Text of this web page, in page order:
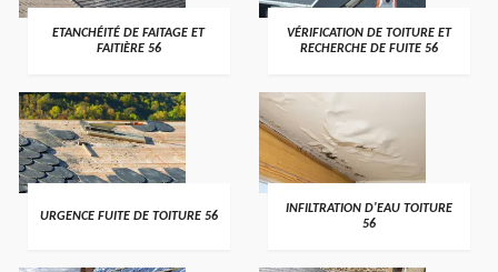
>
ETANCHÉITÉ DE FAITAGE ET
FAITIÈRE 56
>
VÉRIFICATION DE TOITURE ET
RECHERCHE DE FUITE 56
>
URGENCE FUITE DE TOITURE 56 >
INFILTRATION D'EAU TOITURE
56